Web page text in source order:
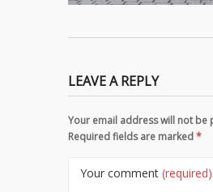
LEAVE A REPLY
Your email address will not be
Required fields are marked*
Your comment (required):